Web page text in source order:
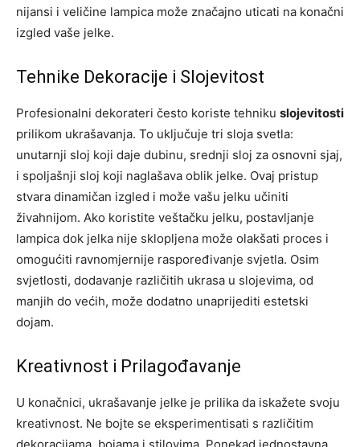
nijansi i veličine lampica može značajno uticati na konačni
izgled vaše jelke.
Tehnike Dekoracije i Slojevitost
Profesionalni dekorateri često koriste tehniku slojevitosti
prilikom ukrašavanja. To uključuje tri sloja svetla:
unutarnji sloj koji daje dubinu, srednji sloj za osnovni sjaj,
i spoljašnji sloj koji naglašava oblik jelke. Ovaj pristup
stvara dinamičan izgled i može vašu jelku učiniti
živahnijom. Ako koristite veštačku jelku, postavljanje
lampica dok jelka nije sklopljena može olakšati proces i
omogućiti ravnomjernije raspoređivanje svjetla. Osim
svjetlosti, dodavanje različitih ukrasa u slojevima, od
manjih do većih, može dodatno unaprijediti estetski
dojam.
Kreativnost i Prilagođavanje
U konačnici, ukrašavanje jelke je prilika da iskažete svoju
kreativnost. Ne bojte se eksperimentisati s različitim